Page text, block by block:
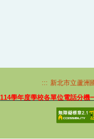
::: 新北市立蘆洲
114學年度學校各單位電話分機